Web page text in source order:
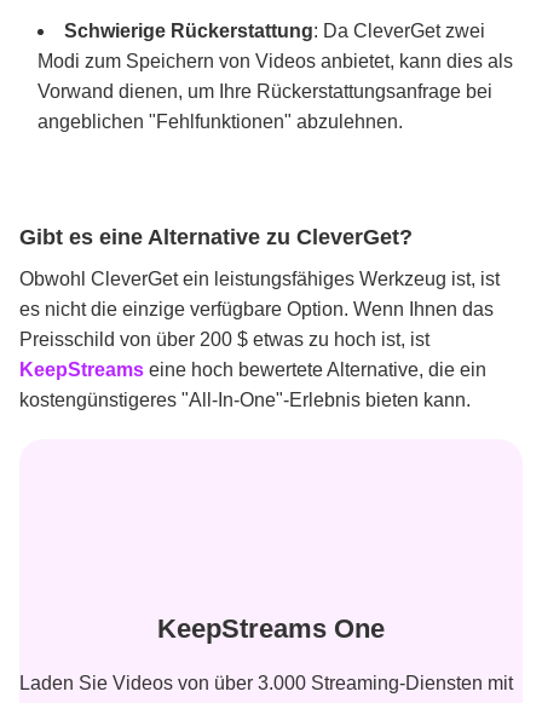
Schwierige Rückerstattung: Da CleverGet zwei
Modi zum Speichern von Videos anbietet, kann dies als
Vorwand dienen, um Ihre Rückerstattungsanfrage bei
angeblichen "Fehlfunktionen" abzulehnen.
Gibt es eine Alternative zu CleverGet?
Obwohl CleverGet ein leistungsfähiges Werkzeug ist, ist
es nicht die einzige verfügbare Option. Wenn Ihnen das
Preisschild von über 200 $ etwas zu hoch ist, ist
KeepStreams eine hoch bewertete Alternative, die ein
kostengünstigeres "All-In-One"-Erlebnis bieten kann.
KeepStreams One
Laden Sie Videos von über 3.000 Streaming-Diensten mit